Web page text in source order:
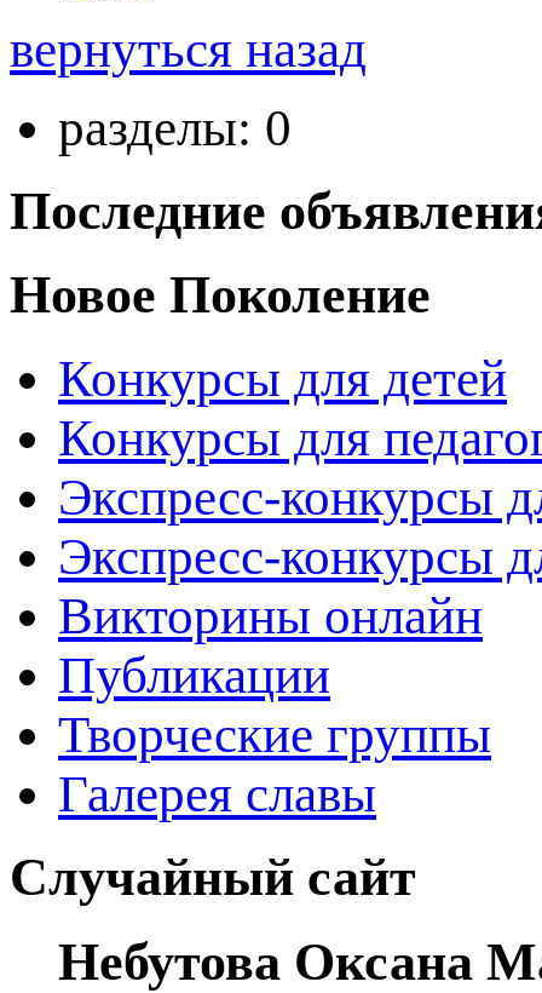
вернуться назад
разделы: 0
Последние
Новое Поколение
Конкурсы для детей
Конкурсы для
Экспресс-конкурсы
Экспресс-конкурсы
Викторины онлайн
Публикации
Творческие группы
Галерея славы
Случайный сайт
Небутова Оксана